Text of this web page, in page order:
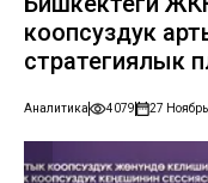
коопсуздук
стратегиялык
Аналитика 4079 27